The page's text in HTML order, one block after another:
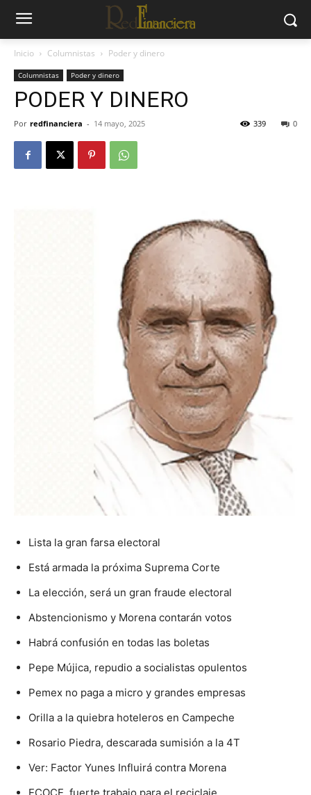
Inicio Columnistas Poder y dinero
Columnistas Poder y dinero
PODER Y DINERO
Por redfinanciera - 14 mayo, 2025 0
339
Lista la gran farsa electoral
Está armada la próxima Suprema Corte
La elección, será un gran fraude electoral
Abstencionismo y Morena contarán votos
Habrá confusión en todas las boletas
Pepe Mújica, repudio a socialistas opulentos
Pemex no paga a micro y grandes empresas
Orilla a la quiebra hoteleros en Campeche
Rosario Piedra, descarada sumisión a la 4T
Ver: Factor Yunes Influirá contra Morena